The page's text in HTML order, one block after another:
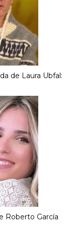
de Laura Ubfal:
Roberto García